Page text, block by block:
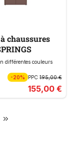
chaussures
différentes couleurs
-20% PPC195,00 €
155,00 €